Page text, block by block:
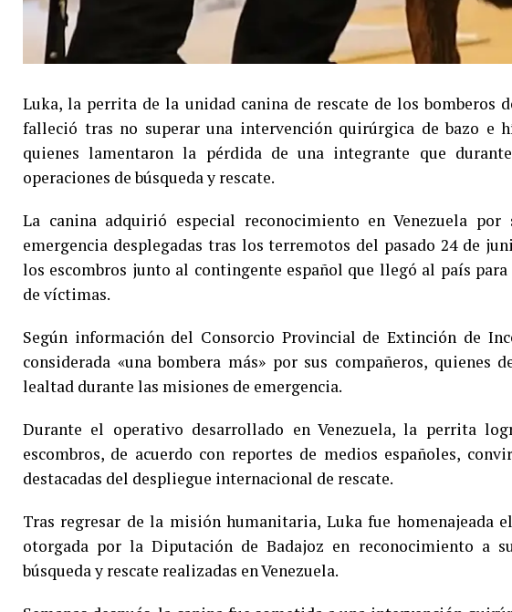
Luka, la perrita de la unidad canina de rescate de los bomberos
falleció tras no superar una intervención quirúrgica de bazo e
quienes lamentaron la pérdida de una integrante que
operaciones de búsqueda y rescate.
La canina adquirió especial reconocimiento en Venezuela
emergencia desplegadas tras los terremotos del pasado 24 de
los escombros junto al contingente español que llegó al país para
de víctimas.
Según información del Consorcio Provincial de Extinción de
considerada «una bombera más» por sus compañeros, quienes
lealtad durante las misiones de emergencia.
Durante el operativo desarrollado en Venezuela, la perrita
escombros, de acuerdo con reportes de medios españoles,
destacadas del despliegue internacional de rescate.
Tras regresar de la misión humanitaria, Luka fue homenajeada
otorgada por la Diputación de Badajoz en reconocimiento a
búsqueda y rescate realizadas en Venezuela.